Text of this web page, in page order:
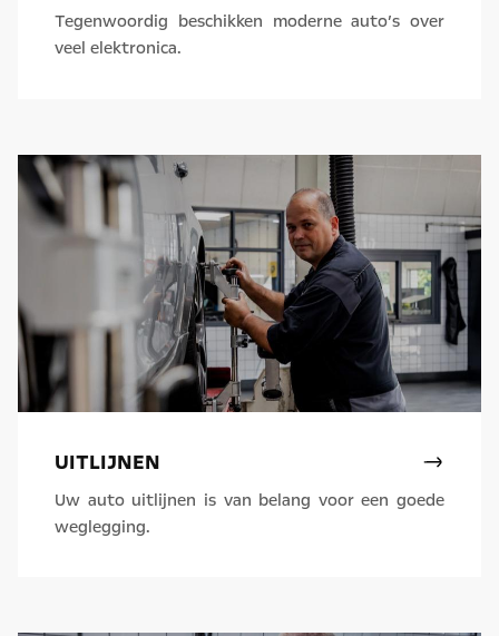
Tegenwoordig beschikken moderne auto’s over
veel elektronica.
UITLIJNEN
Uw auto uitlijnen is van belang voor een goede
weglegging.